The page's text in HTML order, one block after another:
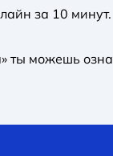
за 10 минут.
ты можешь